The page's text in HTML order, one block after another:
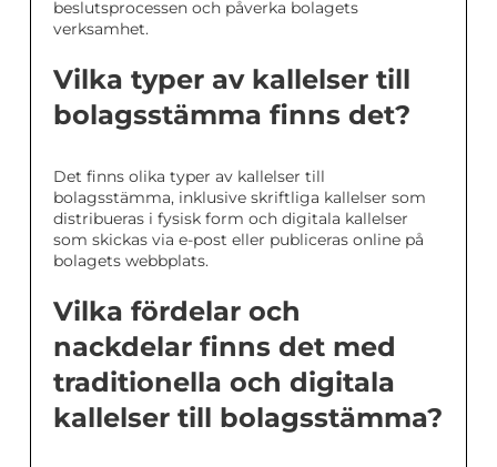
beslutsprocessen och påverka bolagets
verksamhet.
Vilka typer av kallelser till
bolagsstämma finns det?
Det finns olika typer av kallelser till
bolagsstämma, inklusive skriftliga kallelser som
distribueras i fysisk form och digitala kallelser
som skickas via e-post eller publiceras online på
bolagets webbplats.
Vilka fördelar och
nackdelar finns det med
traditionella och digitala
kallelser till bolagsstämma?